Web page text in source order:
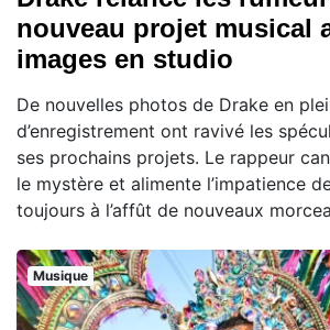
nouveau projet musical
images en studio
De nouvelles photos de Drake en
d’enregistrement ont ravivé les
ses prochains projets. Le rappeur
le mystère et alimente l’impatience
toujours à l’affût de nouveaux
Musique